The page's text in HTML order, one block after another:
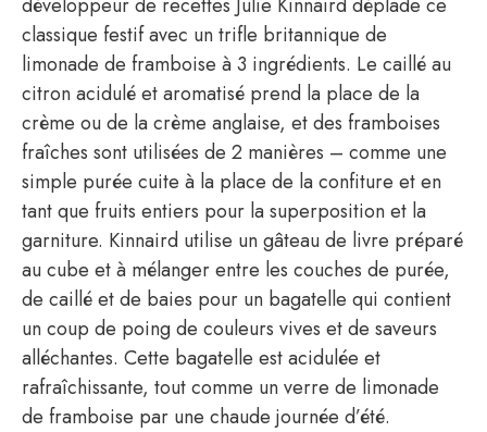
classique festif avec un trifle britannique de
limonade de framboise à 3 ingrédients. Le caillé au
citron acidulé et aromatisé prend la place de la
crème ou de la crème anglaise, et des framboises
fraîches sont utilisées de 2 manières – comme une
simple purée cuite à la place de la confiture et en
tant que fruits entiers pour la superposition et la
garniture. Kinnaird utilise un gâteau de livre préparé
au cube et à mélanger entre les couches de purée,
de caillé et de baies pour un bagatelle qui contient
un coup de poing de couleurs vives et de saveurs
alléchantes. Cette bagatelle est acidulée et
rafraîchissante, tout comme un verre de limonade
de framboise par une chaude journée d’été.